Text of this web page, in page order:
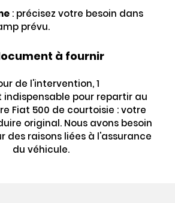
: précisez votre besoin dans
prévu.
à fournir
de l'intervention, 1
pour repartir au
Fiat 500 de courtoisie : votre
original. Nous avons besoin
des raisons liées à l'assurance
du véhicule.